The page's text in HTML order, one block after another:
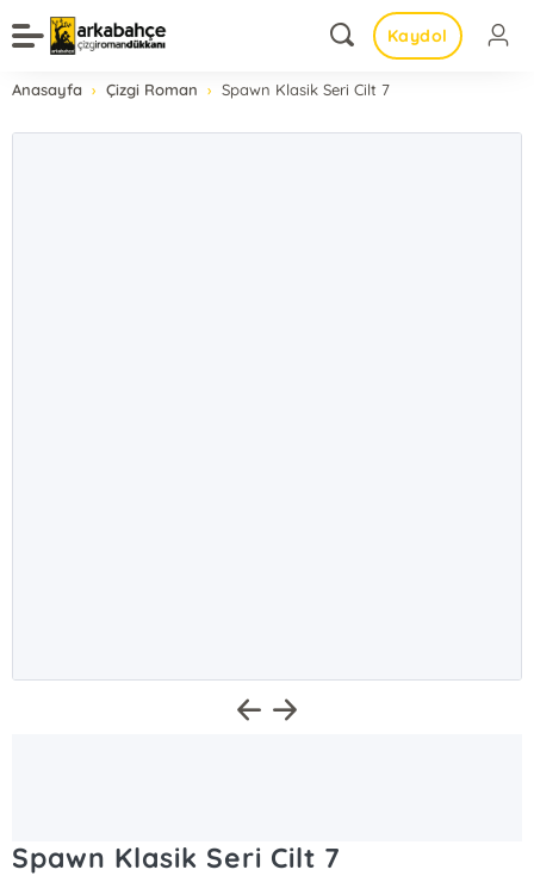
Kaydol
Anasayfa Çizgi Roman Spawn Klasik Seri Cilt 7
Spawn Klasik Seri Cilt 7